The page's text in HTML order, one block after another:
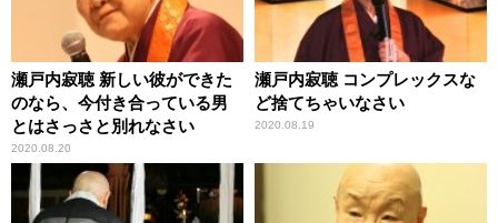
瀬戸内寂聴 新しい彼ができた
のなら、今付き合っている男
とはさっさと別れなさい
2020.08.20
瀬戸内寂聴 コンプレックスな
ど捨てちゃいなさい
2020.08.19